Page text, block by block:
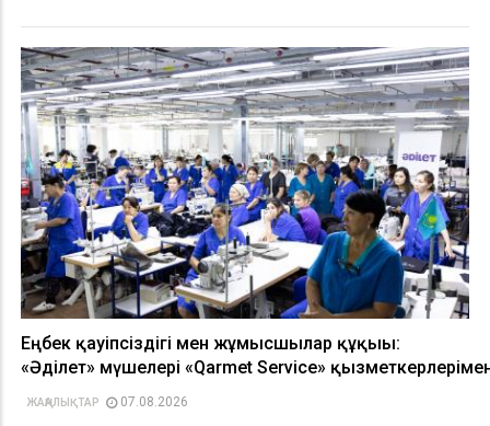
Еңбек қауіпсіздігі мен жұмысшылар құқығы:
«Әділет» мүшелері «Qarmet Service»
ЖАҢАЛЫҚТАР 07.08.2026